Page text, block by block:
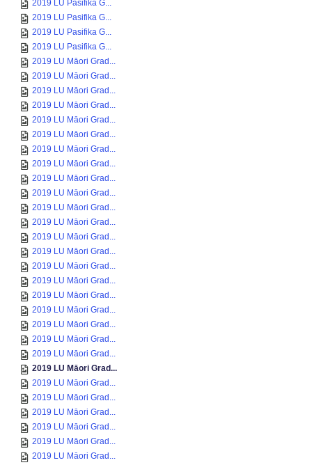
2019 LU Pasifika G...
2019 LU Pasifika G...
2019 LU Pasifika G...
2019 LU Pasifika G...
2019 LU Māori Grad...
2019 LU Māori Grad...
2019 LU Māori Grad...
2019 LU Māori Grad...
2019 LU Māori Grad...
2019 LU Māori Grad...
2019 LU Māori Grad...
2019 LU Māori Grad...
2019 LU Māori Grad...
2019 LU Māori Grad...
2019 LU Māori Grad...
2019 LU Māori Grad...
2019 LU Māori Grad...
2019 LU Māori Grad...
2019 LU Māori Grad...
2019 LU Māori Grad...
2019 LU Māori Grad...
2019 LU Māori Grad...
2019 LU Māori Grad...
2019 LU Māori Grad...
2019 LU Māori Grad...
2019 LU Māori Grad...
2019 LU Māori Grad...
2019 LU Māori Grad...
2019 LU Māori Grad...
2019 LU Māori Grad...
2019 LU Māori Grad...
2019 LU Māori Grad...